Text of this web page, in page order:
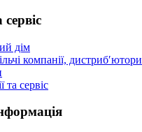
дім
компанії, дистриб′ютори
та сервіс